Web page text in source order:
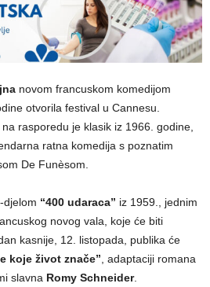
novom francuskom komedijom
otvorila festival u Cannesu.
rasporedu je klasik iz 1966. godine,
ratna komedija s poznatim
De Funèsom.
djelom “400 udaraca” iz 1959., jednim
novog vala, koje će biti
kasnije, 12. listopada, publika će
koje život znače” , adaptaciji romana
slavna Romy Schneider.